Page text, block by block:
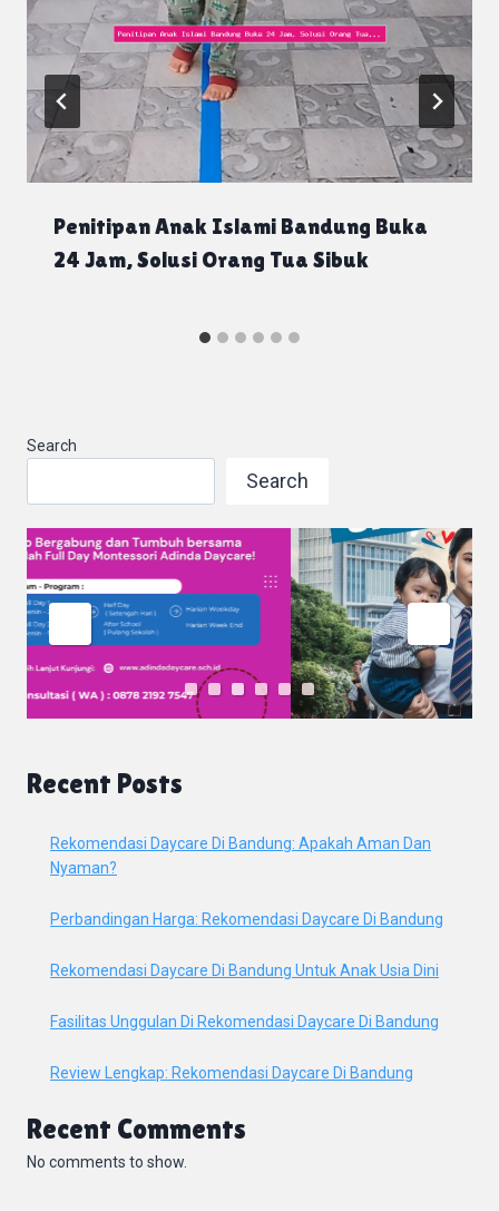
Penitipan Anak Islami Bandung Buka
24 Jam, Solusi Orang Tua Sibuk
Search
Search
Recent Posts
Rekomendasi Daycare Di Bandung: Apakah Aman Dan
Nyaman?
Perbandingan Harga: Rekomendasi Daycare Di Bandung
Rekomendasi Daycare Di Bandung Untuk Anak Usia Dini
Fasilitas Unggulan Di Rekomendasi Daycare Di Bandung
Review Lengkap: Rekomendasi Daycare Di Bandung
Recent Comments
No comments to show.